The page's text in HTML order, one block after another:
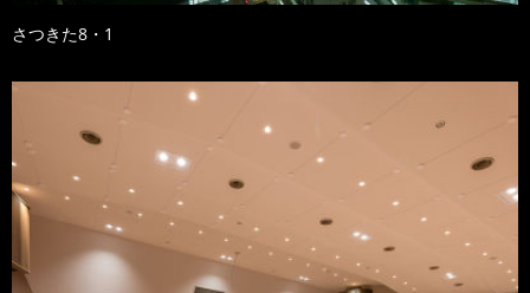
さつきた8・1